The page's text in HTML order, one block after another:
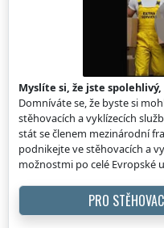
Myslíte si, že jste
Domníváte se, že byste si
stěhovacích a vyklízecích
stát se členem mezinárodní
podnikejte ve stěhovacích a
možnostmi po celé Evropské
PRO